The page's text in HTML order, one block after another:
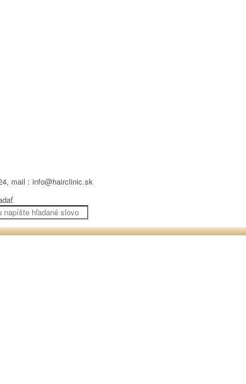
mail : info@hairclinic.sk